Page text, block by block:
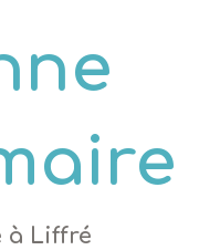
à Liffré